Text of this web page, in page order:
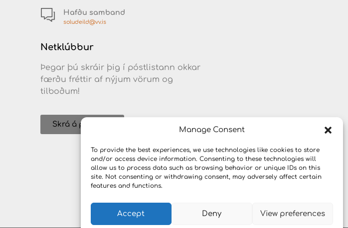
Manage Consent
To provide the best experiences, we use technologies like cookies to store
and/or access device information. Consenting to these technologies will
allow us to process data such as browsing behavior or unique IDs on this
site. Not consenting or withdrawing consent, may adversely affect certain
features and functions.
Accept Deny View preferences
Hafðu samband
soludeild@vv.is
Netklúbbur
Þegar þú skráir þig í póstlistann okkar
færðu fréttir af nýjum vörum og
tilboðum!
Skrá á póstlista